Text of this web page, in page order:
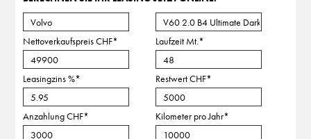
Nettoverkaufspreis CHF* Laufzeit Mt.*
Leasingzins %* Restwert CHF*
Anzahlung CHF* Kilometer pro Jahr*